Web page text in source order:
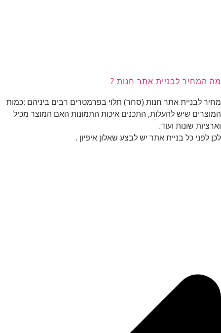
מה המחיר לבניית אתר חנות ?
מחיר לבניית אתר חנות (סחר) תלוי בפרמטרים רבים ביניהם :כמות
המוצרים שיש להעלות, התכנים איכות התמונות האם המוצר מכיל
וארציות שונות ועוד.
לכן לפני כל בניית אתר יש לבצע שאלון איפיון .